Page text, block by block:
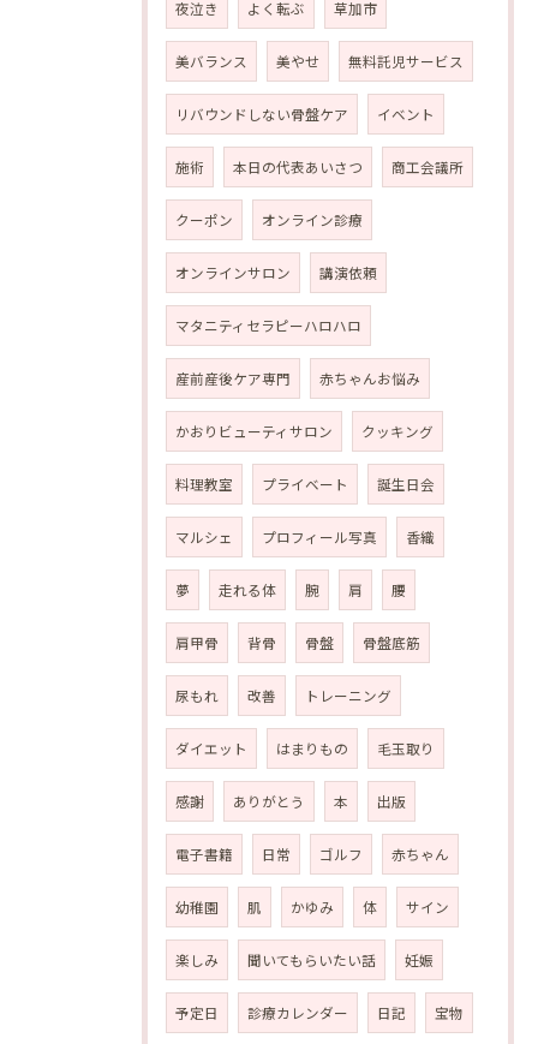
夜泣き よく転ぶ 草加市
美バランス 美やせ 無料託児サービス
リバウンドしない骨盤ケア イベント
施術 本日の代表あいさつ 商工会議所
クーポン オンライン診療
オンラインサロン 講演依頼
マタニティセラピーハロハロ
産前産後ケア専門 赤ちゃんお悩み
かおりビューティサロン クッキング
料理教室 プライベート 誕生日会
マルシェ プロフィール写真 香織
夢 走れる体 腕 肩 腰
肩甲骨 背骨 骨盤 骨盤底筋
尿もれ 改善 トレーニング
ダイエット はまりもの 毛玉取り
感謝 ありがとう 本 出版
電子書籍 日常 ゴルフ 赤ちゃん
幼稚園 肌 かゆみ 体 サイン
楽しみ 聞いてもらいたい話 妊娠
予定日 診療カレンダー 日記 宝物